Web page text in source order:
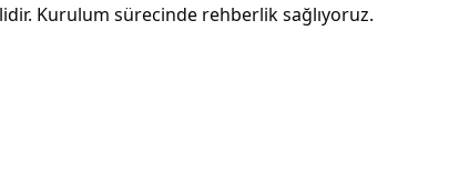
Kurulum sürecinde rehberlik sağlıyoruz.